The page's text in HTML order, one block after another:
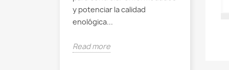
y potenciar la calidad
enológica...
Read more